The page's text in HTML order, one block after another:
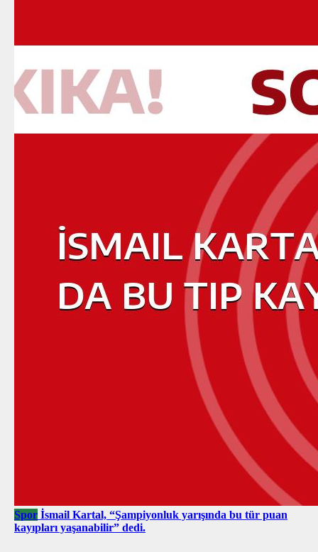
Spor İsmail Kartal, “Şampiyonluk yarışında bu tür puan
kayıpları yaşanabilir” dedi.